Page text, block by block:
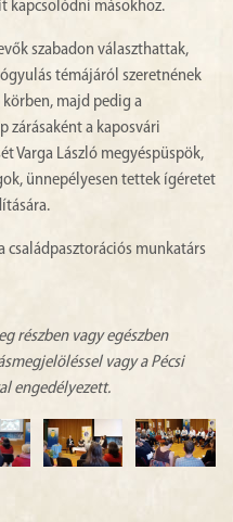
kapcsolódni másokhoz.
szabadon választhattak,
témájáról szeretnének
majd pedig a
zárásaként a kaposvári
Varga László megyéspüspök,
ünnepélyesen tettek ígéretet
családpasztorációs munkatárs
részben vagy egészben
vagy a Pécsi
engedélyezett.